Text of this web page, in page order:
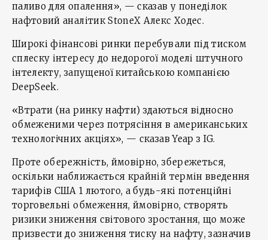
паливо для опалення», — сказав у понеділок
нафтовий аналітик StoneX Алекс Ходес.
Широкі фінансові ринки перебували під тиском
сплеску інтересу до недорогої моделі штучного
інтелекту, запущеної китайською компанією
DeepSeek.
«Втрати (на ринку нафти) здаються відносно
обмеженими через потрясіння в американських
технологічних акціях», — сказав Yeap з IG.
Проте обережність, ймовірно, збережеться,
оскільки наближається крайній термін введення
тарифів США 1 лютого, а будь-які потенційні
торговельні обмеження, ймовірно, створять
ризики зниження світового зростання, що може
призвести до зниження тиску на нафту, зазначив